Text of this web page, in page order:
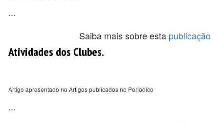
...
Saiba mais sobre esta publicação
Atividades dos Clubes.
Artigo apresentado no Artigos publicados no Periodico
...